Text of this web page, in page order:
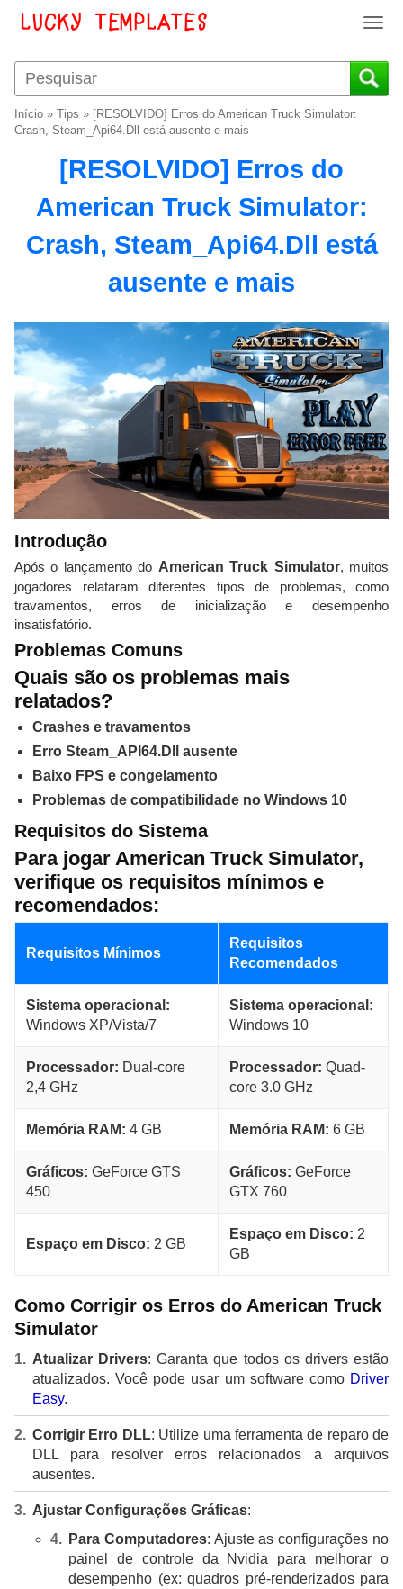
T
g
g
a
n
Início » Tips » [RESOLVIDO] Erros do American Truck Simulator:
Crash, Steam_Api64.Dll está ausente e mais
[RESOLVIDO] Erros do
American Truck Simulator:
Crash, Steam_Api64.Dll está
ausente e mais
Introdução
Após o lançamento do American Truck Simulator, muitos
jogadores relataram diferentes tipos de problemas, como
travamentos, erros de inicialização e desempenho
insatisfatório.
Problemas Comuns
Quais são os problemas mais
relatados?
Crashes e travamentos
Erro Steam_API64.Dll ausente
Baixo FPS e congelamento
Problemas de compatibilidade no Windows 10
Requisitos do Sistema
Para jogar American Truck Simulator,
verifique os requisitos mínimos e
recomendados:
Requisitos Mínimos
Requisitos
Recomendados
Sistema operacional:
Windows XP/Vista/7
Sistema operacional:
Windows 10
Processador: Dual-core
2,4 GHz
Processador: Quad-
core 3.0 GHz
Memória RAM: 4 GB Memória RAM: 6 GB
Gráficos: GeForce GTS
450
Gráficos: GeForce
GTX 760
Espaço em Disco: 2 GB
Espaço em Disco: 2
GB
Como Corrigir os Erros do American Truck
Simulator
Atualizar Drivers: Garanta que todos os drivers estão
atualizados. Você pode usar um software como Driver
Easy.
Corrigir Erro DLL: Utilize uma ferramenta de reparo de
DLL para resolver erros relacionados a arquivos
ausentes.
Ajustar Configurações Gráficas:
Para Computadores: Ajuste as configurações no
painel de controle da Nvidia para melhorar o
desempenho (ex: quadros pré-renderizados para